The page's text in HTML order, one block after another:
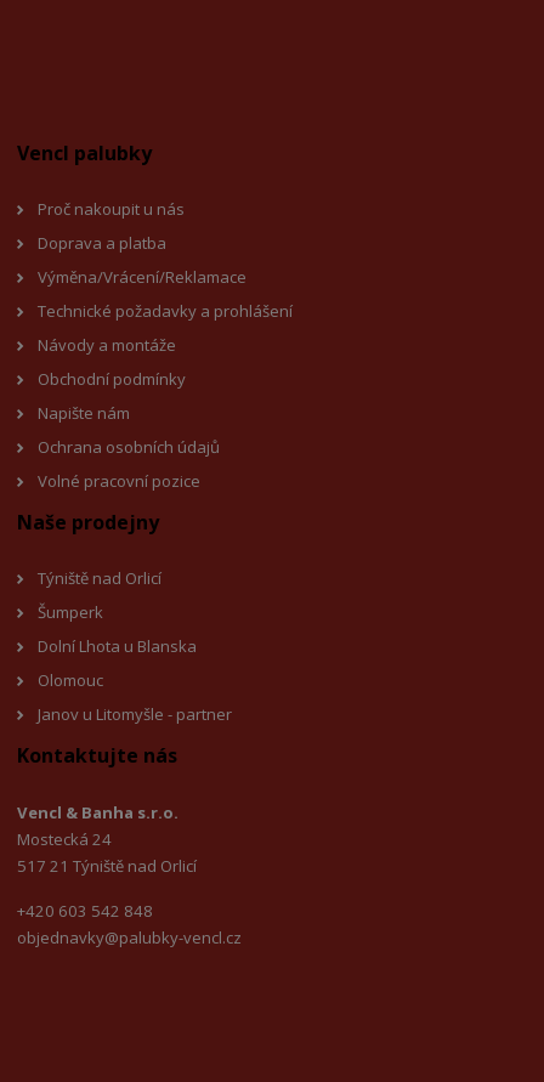
Vencl palubky
Proč nakoupit u nás
Doprava a platba
Výměna/Vrácení/Reklamace
Technické požadavky a prohlášení
Návody a montáže
Obchodní podmínky
Napište nám
Ochrana osobních údajů
Volné pracovní pozice
Naše prodejny
Týniště nad Orlicí
Šumperk
Dolní Lhota u Blanska
Olomouc
Janov u Litomyšle - partner
Kontaktujte nás
Vencl & Banha s.r.o.
Mostecká 24
517 21 Týniště nad Orlicí
+420 603 542 848
objednavky@palubky-vencl.cz